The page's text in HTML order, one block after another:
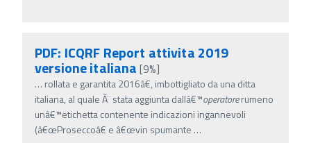
PDF: ICQRF Report attivita 2019
versione italiana [9%]
… rollata e garantita 2016â€, imbottigliato da una ditta
italiana, al quale Ã¨ stata aggiunta dallâ€™operatorerumeno
unâ€™etichetta contenente indicazioni ingannevoli
(â€œProseccoâ€ e â€œvin spumante …